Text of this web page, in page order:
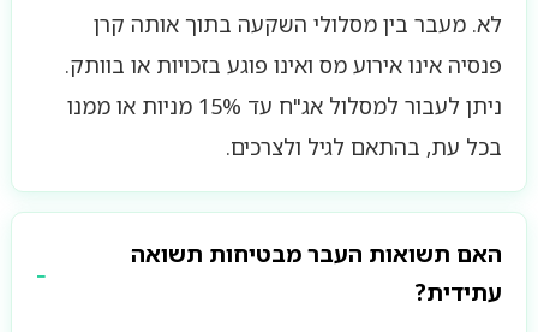
לא. מעבר בין מסלולי השקעה בתוך אותה קרן
פנסיה אינו אירוע מס ואינו פוגע בזכויות או בוותק.
ניתן לעבור למסלול אג"ח עד 15% מניות או ממנו
בכל עת, בהתאם לגיל ולצרכים.
האם תשואות העבר מבטיחות תשואה
עתידית?